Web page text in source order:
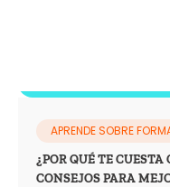
APRENDE SOBRE
¿POR QUÉ TE
CONSEJOS PARA